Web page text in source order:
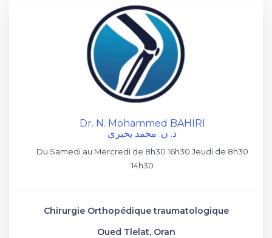
Dr. N. Mohammed BAHIRI
د. ن. محمد بحيري
Du Samedi au Mercredi de 8h30 16h30 Jeudi de 8h30
14h30
Chirurgie Orthopédique traumatologique
Oued Tlelat, Oran